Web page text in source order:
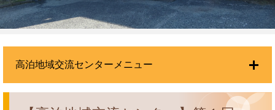
高泊地域交流センターメニュー